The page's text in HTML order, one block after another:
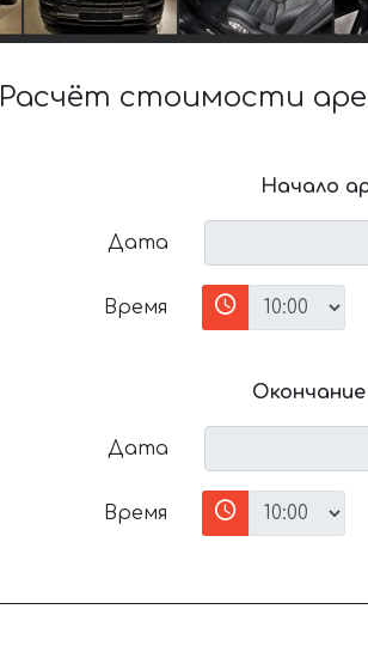
Расчёт стоимости
Начало
Дата
Время
Дата
Время